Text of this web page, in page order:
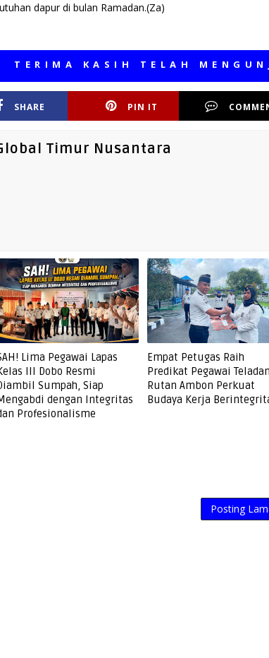
dapur di bulan Ramadan.(Za)
KASIH TELAH
SHARE PIN IT
Timur Nusantara
Lima Pegawai Lapas
III Dobo Resmi
Sumpah, Siap
dengan Integritas
Profesionalisme
Empat Petugas Raih
Predikat Pegawai
Rutan Ambon Perkuat
Budaya Kerja
Posting